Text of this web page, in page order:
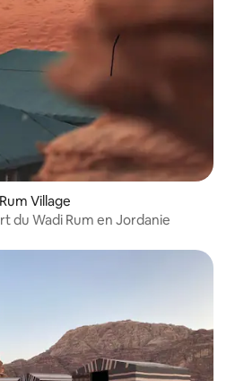
Village
du Wadi Rum en Jordanie